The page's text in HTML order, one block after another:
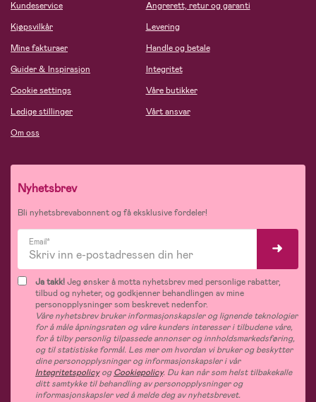
Kundeservice
Kjøpsvilkår
Mine fakturaer
Guider & Inspirasjon
Cookie settings
Ledige stillinger
Om oss
Angrerett, retur og garanti
Levering
Handle og betale
Integritet
Våre butikker
Vårt ansvar
Nyhetsbrev
Bli nyhetsbrevabonnent og få eksklusive fordeler!
Email*
Ja takk!Jeg ønsker å motta nyhetsbrev med personlige rabatter,
tilbud og nyheter, og godkjenner behandlingen av mine
personopplysninger som beskrevet nedenfor.
Våre nyhetsbrev bruker informasjonskapsler og lignende teknologier
for å måle åpningsraten og våre kunders interesser i tilbudene våre,
for å tilby personlig tilpassede annonser og innholdsmarkedsføring,
og til statistiske formål. Les mer om hvordan vi bruker og beskytter
dine personopplysninger og informasjonskapsler i vår
IntegritetspolicyogCookiepolicy. Du kan når som helst tilbakekalle
ditt samtykke til behandling av personopplysninger og
informasjonskapsler ved å melde deg av nyhetsbrevet.